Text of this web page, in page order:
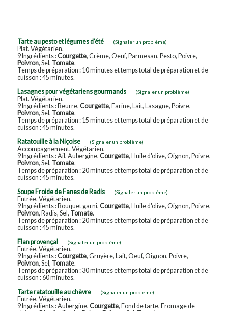
Tarte au pesto et légumes d'été (Signaler un problème)
Plat. Végétarien.
9 Ingrédients :Courgette, Crème, Oeuf, Parmesan, Pesto, Poivre,
Poivron, Sel, Tomate.
Temps de préparation : 10 minutes et temps total de préparation et de
cuisson : 45 minutes.
Lasagnes pour végétariens gourmands
(Signaler un problème)
Plat. Végétarien.
9 Ingrédients : Beurre, Courgette, Farine, Lait, Lasagne, Poivre,
Poivron, Sel, Tomate.
Temps de préparation : 15 minutes et temps total de préparation et de
cuisson : 45 minutes.
Ratatouille à la Niçoise
(Signaler un problème)
Accompagnement. Végétarien.
9 Ingrédients : Ail, Aubergine, Courgette, Huile d'olive, Oignon, Poivre,
Poivron, Sel, Tomate.
Temps de préparation : 20 minutes et temps total de préparation et de
cuisson : 45 minutes.
Soupe Froide de Fanes de Radis
(Signaler un problème)
Entrée. Végétarien.
9 Ingrédients : Bouquet garni, Courgette, Huile d'olive, Oignon, Poivre,
Poivron, Radis, Sel, Tomate.
Temps de préparation : 20 minutes et temps total de préparation et de
cuisson : 45 minutes.
Flan provençal
(Signaler un problème)
Entrée. Végétarien.
9 Ingrédients :Courgette, Gruyère, Lait, Oeuf, Oignon, Poivre,
Poivron, Sel, Tomate.
Temps de préparation : 30 minutes et temps total de préparation et de
cuisson : 60 minutes.
Tarte ratatouille au chèvre
(Signaler un problème)
Entrée. Végétarien.
9 Ingrédients : Aubergine, Courgette, Fond de tarte, Fromage de